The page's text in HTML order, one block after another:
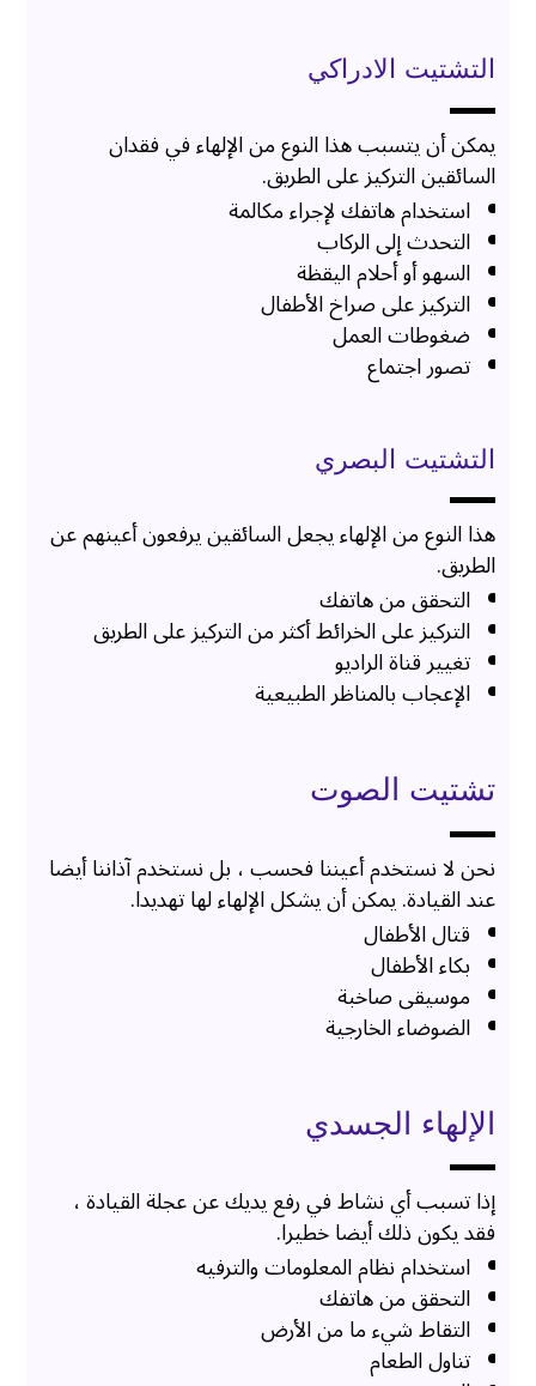
التشتيت الادراكي
يمكن أن يتسبب هذا النوع من الإلهاء في فقدان
السائقين التركيز على الطريق.
استخدام هاتفك لإجراء مكالمة
التحدث إلى الركاب
السهو أو أحلام اليقظة
التركيز على صراخ الأطفال
ضغوطات العمل
تصور اجتماع
التشتيت البصري
هذا النوع من الإلهاء يجعل السائقين يرفعون أعينهم عن
الطريق.
التحقق من هاتفك
التركيز على الخرائط أكثر من التركيز على الطريق
تغيير قناة الراديو
الإعجاب بالمناظر الطبيعية
تشتيت الصوت
نحن لا نستخدم أعيننا فحسب ، بل نستخدم آذاننا أيضا
عند القيادة. يمكن أن يشكل الإلهاء لها تهديدا.
قتال الأطفال
بكاء الأطفال
موسيقى صاخبة
الضوضاء الخارجية
الإلهاء الجسدي
إذا تسبب أي نشاط في رفع يديك عن عجلة القيادة ،
فقد يكون ذلك أيضا خطيرا.
استخدام نظام المعلومات والترفيه
التحقق من هاتفك
التقاط شيء ما من الأرض
تناول الطعام